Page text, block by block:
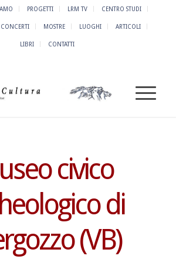
PROGETTI LRM TV CENTRO STUDI
CONCERTI MOSTRE LUOGHI ARTICOLI
LIBRI CONTATTI
civico
di
(VB)